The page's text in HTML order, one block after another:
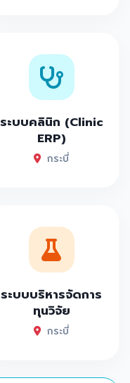
ระบบคลินิก (Clinic
ERP)
กระบี่
ระบบบริหารจัดการ
ทุนวิจัย
กระบี่